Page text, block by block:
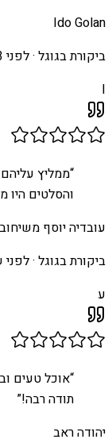
Ido Golan
ביקורת בגוגל ·לפני 3 שנים
I
“ממליץ
והסלטים היו
עובדיה יוסף משיחוב
ביקורת בגוגל ·לפני
ע
“אוכל טעים
תודה רבה!”
יהודה ראב